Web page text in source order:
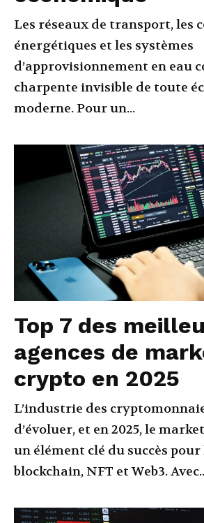
Les réseaux de transport, les
énergétiques et les systèmes
d’approvisionnement en eau
charpente invisible de toute
moderne. Pour un...
Top 7 des
agences de
crypto en 2025
L’industrie des
d’évoluer, et en 2025, le
un élément clé du succès
blockchain, NFT et Web3.